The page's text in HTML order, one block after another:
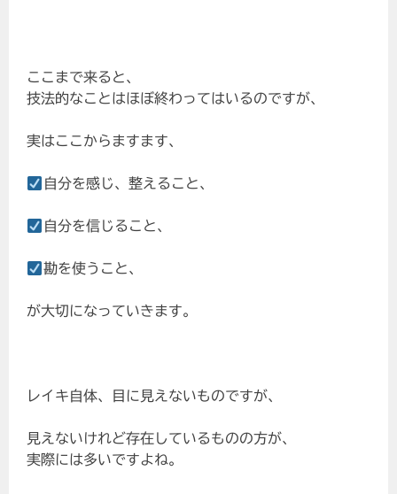
ここまで来ると、
技法的なことはほぼ終わってはいるのですが、
実はここからますます、
自分を感じ、整えること、
自分を信じること、
勘を使うこと、
が大切になっていきます。
レイキ自体、目に見えないものですが、
見えないけれど存在しているものの方が、
実際には多いですよね。